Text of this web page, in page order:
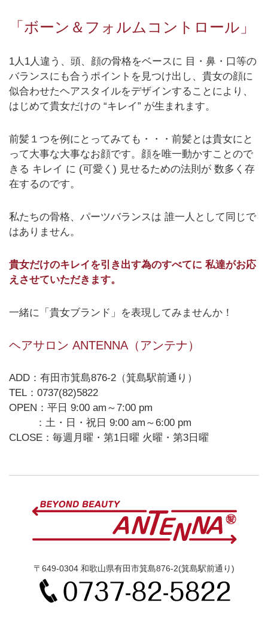
「ボーン＆フォルムコントロール」
1人1人違う、頭、顔の骨格をベースに 目・鼻・口等の
バランスにも合うポイントを見つけ出し、貴女の顔に
似合わせたヘアスタイルをデザインすることにより、
はじめて貴女だけの “キレイ” が生まれます。
前髪１つを例にとってみても・・・前髪とは貴女にと
って大事な大事なお顔です。顔を唯一動かすことので
きる キレイ に (可愛く) 見せるための法則が 数多く存
在するのです。
私たちの骨格、パーツバランスは 誰一人として同じで
はありません。
貴女だけのキレイを引き出す為のすべてに 私達がお応
えさせていただきます。
一緒に「貴女ブランド」を表現してみませんか！
ヘアサロン ANTENNA（アンテナ）
ADD：有田市箕島876-2（箕島駅前通り）
TEL：0737(82)5822
OPEN：平日 9:00 am～7:00 pm
：土・日・祝日 9:00 am～6:00 pm
CLOSE：毎週月曜・第1日曜 火曜・第3日曜
〒649-0304 和歌山県有田市箕島876-2(箕島駅前通り)